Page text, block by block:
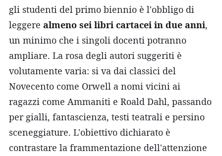
gli studenti del primo biennio è l'obbligo di
leggere almeno sei libri cartacei in due anni,
un minimo che i singoli docenti potranno
ampliare. La rosa degli autori suggeriti è
volutamente varia: si va dai classici del
Novecento come Orwell a nomi vicini ai
ragazzi come Ammaniti e Roald Dahl, passando
per gialli, fantascienza, testi teatrali e persino
sceneggiature. L'obiettivo dichiarato è
contrastare la frammentazione dell'attenzione